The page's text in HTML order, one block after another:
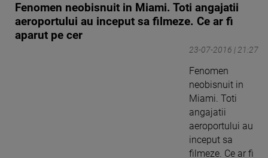
Fenomen neobisnuit in Miami. Toti angajatii
aeroportului au inceput sa filmeze. Ce ar fi
aparut pe cer
23-07-2016 | 21:27
Fenomen
neobisnuit in
Miami. Toti
angajatii
aeroportului au
inceput sa
filmeze. Ce ar fi